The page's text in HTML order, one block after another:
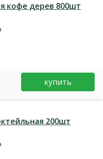
кофе дерев 800шт
купить
200шт